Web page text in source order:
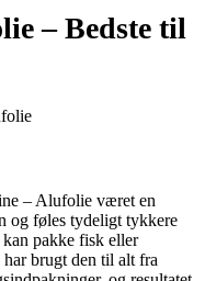
–Bedste til
– Alufolie været en
og føles tydeligt tykkere
kan pakke fisk eller
har brugt den til alt fra